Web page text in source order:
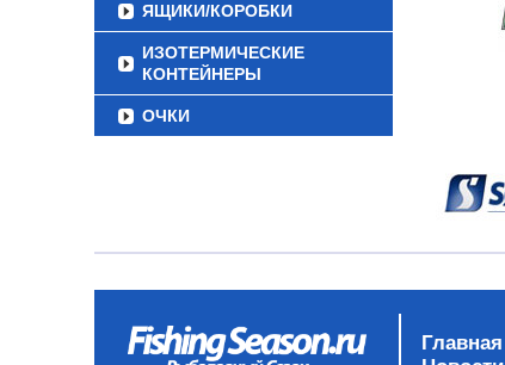
ЯЩИКИ/КОРОБКИ
ИЗОТЕРМИЧЕСКИЕ
КОНТЕЙНЕРЫ
ОЧКИ
Главная